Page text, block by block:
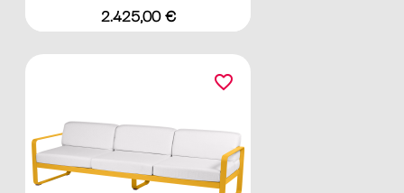
Preis
2.425,00 €
favorite_border